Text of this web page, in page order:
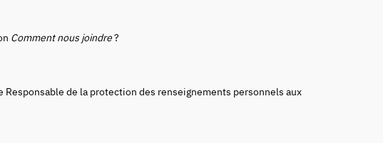
Comment nous joindre?
de la protection des renseignements personnels aux